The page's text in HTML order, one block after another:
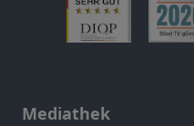
Mediathek